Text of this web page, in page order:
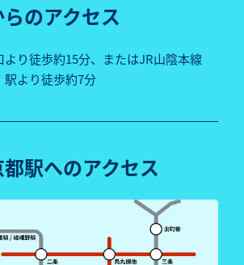
のアクセス
より徒歩約15分、またはJR山陰本線
駅より徒歩約7分
駅へのアクセス